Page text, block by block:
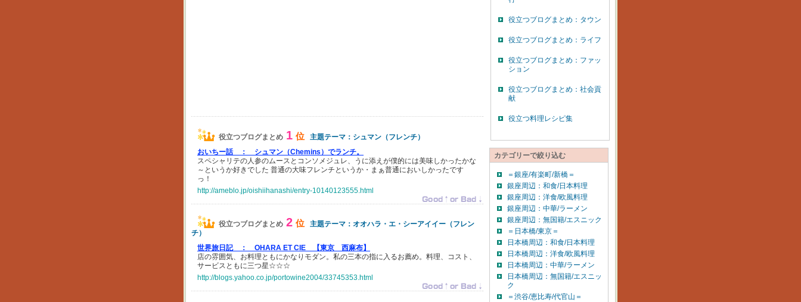
役立つブログまとめ 1 位
主題テーマ：シュマン（フレンチ）
おいちー話 ：
シュマン（Chemins）でランチ。
スペシャリテの人参のムースとコンソメジュレ、うに添えが僕的には美味しかったかな
～というか好きでした 普通の大味フレンチというか・まぁ普通においしかったです
っ！
http://ameblo.jp/oishiihanashi/entry-10140123555.html
役立つブログまとめ 2 位
主題テーマ：オオハラ・エ・シーアイイー（フレン
チ）
世界旅日記 ：
OHARA ET CIE 【東京 西麻布】
店の雰囲気、お料理ともにかなりモダン。私の三本の指に入るお薦め。料理、コスト、
サービスともに三つ星☆☆☆
http://blogs.yahoo.co.jp/portowine2004/33745353.html
役立つブログまとめ：タウン
役立つブログまとめ：ライフ
役立つブログまとめ：ファッ
ション
役立つブログまとめ：社会貢
献
役立つ料理レシピ集
カテゴリーで絞り込む
＝銀座/有楽町/新橋＝
銀座周辺：和食/日本料理
銀座周辺：洋食/欧風料理
銀座周辺：中華/ラーメン
銀座周辺：無国籍/エスニック
＝日本橋/東京＝
日本橋周辺：和食/日本料理
日本橋周辺：洋食/欧風料理
日本橋周辺：中華/ラーメン
日本橋周辺：無国籍/エスニッ
ク
＝渋谷/恵比寿/代官山＝